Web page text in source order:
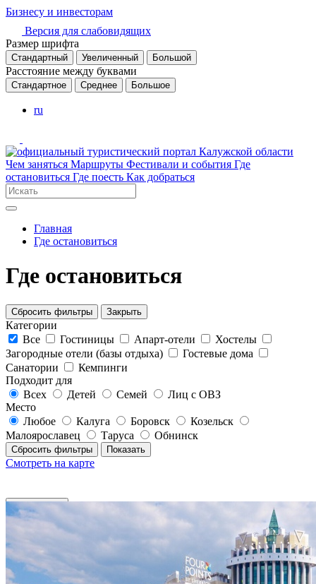
Бизнесу и инвесторам
Версия для слабовидящих
Размер шрифта
Стандартный Увеличенный Большой
Расстояние между буквами
Стандартное Среднее Большое
ru
Чем заняться Маршруты Фестивали и события Где
остановиться Где поесть Как добраться
Главная
Где остановиться
Где остановиться
Сбросить фильтры Закрыть
Категории
Все
Гостиницы Апарт-отели
Хостелы
Загородные отели (базы отдыха)
Гостевые дома
Санатории
Кемпинги
Подходит для
Всех
Детей Семей
Лиц с ОВЗ
Место
Любое
Калуга Боровск
Козельск
Малоярославец
Таруса Обнинск
Сбросить фильтры Показать
Смотреть на карте
Фильтры